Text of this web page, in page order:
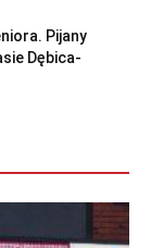
Pijany
Dębica-